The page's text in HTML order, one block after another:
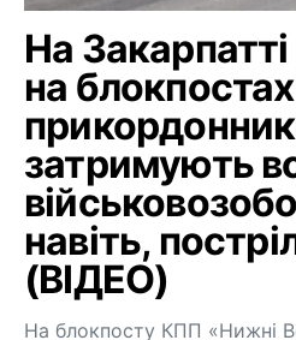
На
на
затримують
навіть,
(ВІДЕО)
На блокпосту КПП «Нижні